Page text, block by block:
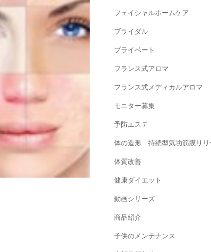
フェイシャルホームケア
ブライダル
プライベート
フランス式アロマ
フランス式メディカルアロマ
モニター募集
予防エステ
体の造形 持続型気功筋膜リリ
体質改善
健康ダイエット
動画シリーズ
商品紹介
子供のメンテナンス